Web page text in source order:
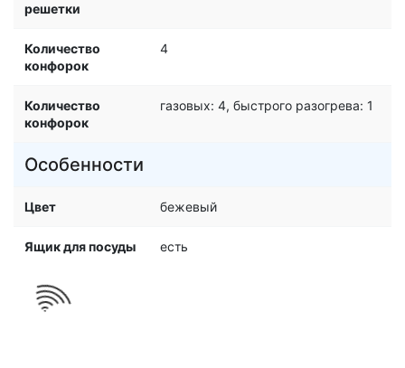
решетки
Количество
конфорок
4
Количество
конфорок
газовых: 4, быстрого разогрева: 1
Особенности
Цвет бежевый
Ящик для посуды есть